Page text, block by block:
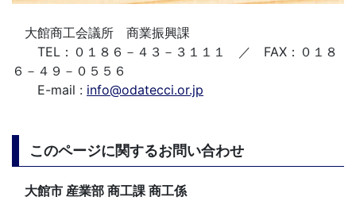
大館商工会議所 商業振興課
TEL：０１８６－４３－３１１１ ／ FAX：０１８
６－４９－０５５６
E-mail : info@odatecci.or.jp
このページに関するお問い合わせ
大館市 産業部 商工課 商工係